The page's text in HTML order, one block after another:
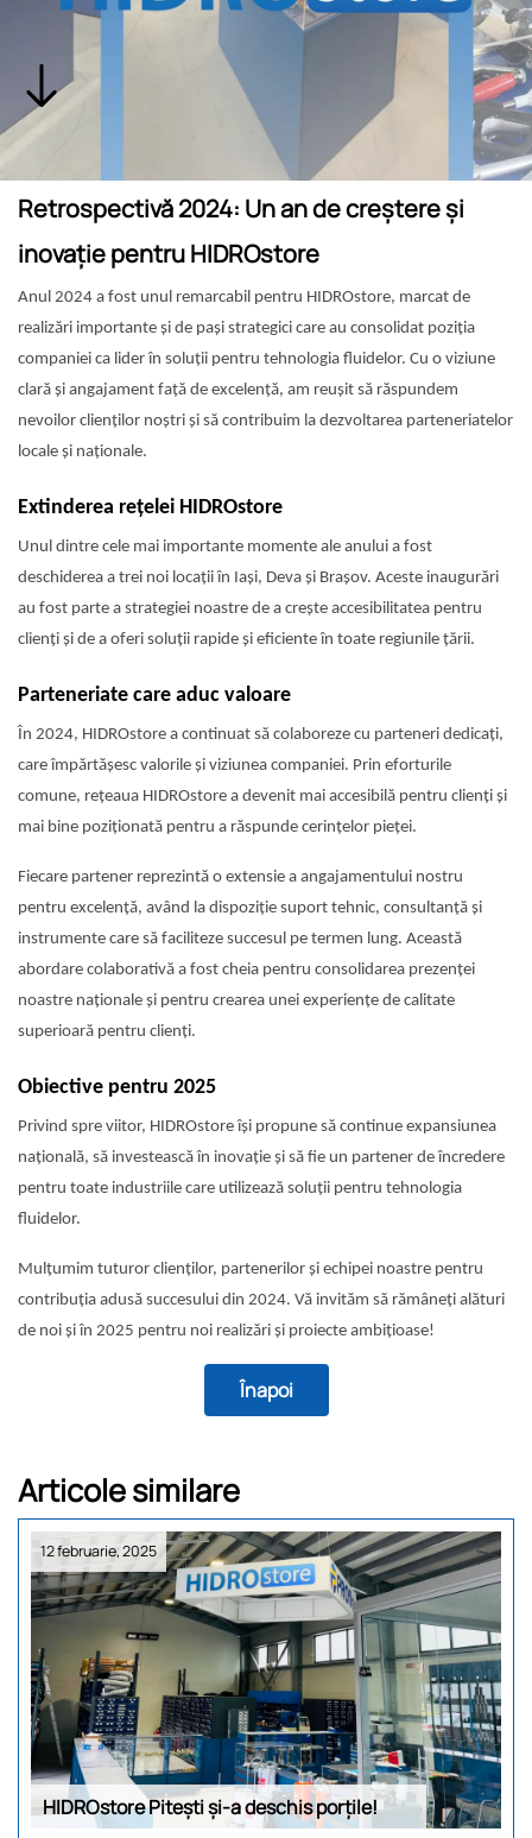
Retrospectivă 2024: Un an de creștere și
inovație pentru HIDROstore
Anul 2024 a fost unul remarcabil pentru HIDROstore, marcat de
realizări importante și de pași strategici care au consolidat poziția
companiei ca lider în soluții pentru tehnologia fluidelor. Cu o viziune
clară și angajament față de excelență, am reușit să răspundem
nevoilor clienților noștri și să contribuim la dezvoltarea parteneriatelor
locale și naționale.
Extinderea rețelei HIDROstore
Unul dintre cele mai importante momente ale anului a fost
deschiderea a trei noi locații în Iași, Deva și Brașov. Aceste inaugurări
au fost parte a strategiei noastre de a crește accesibilitatea pentru
clienți și de a oferi soluții rapide și eficiente în toate regiunile țării.
Parteneriate care aduc valoare
În 2024, HIDROstore a continuat să colaboreze cu parteneri dedicați,
care împărtășesc valorile și viziunea companiei. Prin eforturile
comune, rețeaua HIDROstore a devenit mai accesibilă pentru clienți și
mai bine poziționată pentru a răspunde cerințelor pieței.
Fiecare partener reprezintă o extensie a angajamentului nostru
pentru excelență, având la dispoziție suport tehnic, consultanță și
instrumente care să faciliteze succesul pe termen lung. Această
abordare colaborativă a fost cheia pentru consolidarea prezenței
noastre naționale și pentru crearea unei experiențe de calitate
superioară pentru clienți.
Obiective pentru 2025
Privind spre viitor, HIDROstore își propune să continue expansiunea
națională, să investească în inovație și să fie un partener de încredere
pentru toate industriile care utilizează soluții pentru tehnologia
fluidelor.
Mulțumim tuturor clienților, partenerilor și echipei noastre pentru
contribuția adusă succesului din 2024. Vă invităm să rămâneți alături
de noi și în 2025 pentru noi realizări și proiecte ambițioase!
Înapoi
Articole similare
12 februarie, 2025
HIDROstore Pitești și-a deschis porțile!